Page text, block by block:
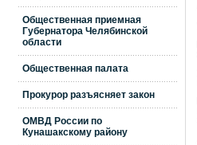
Общественная приемная
Губернатора Челябинской
области
Общественная палата
Прокурор разъясняет закон
ОМВД России по
Кунашакскому району